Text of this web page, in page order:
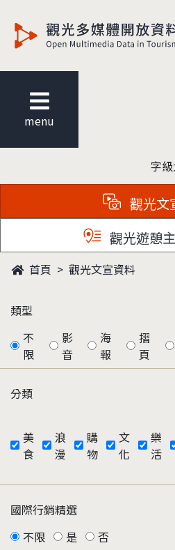
menu
字
觀光文
觀光遊憩
首頁 觀光文宣資料
類型
不
限
影
音
海
報
摺
頁
分類
美
食
浪
漫
購
物
文
化
樂
活
國際行銷精選
不限
是 否